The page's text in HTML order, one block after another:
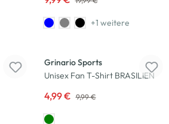
+1 weitere
Grinario Sports
Unisex Fan T-Shirt BRASILIEN
4,99 € 9,99 €